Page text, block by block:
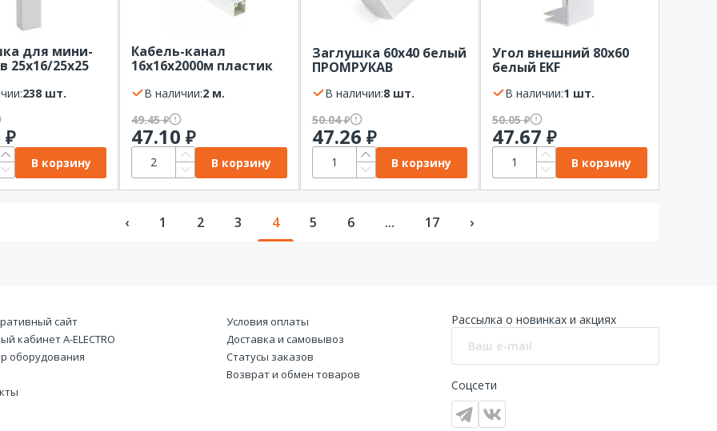
для мини-
25х16/25х25
238 шт.
₽
В корзину
Кабель-канал
16х16х2000м пластик
В наличии:
2 м.
49.45₽
47.10₽
В корзину
Заглушка 60х40 белый
ПРОМРУКАВ
В наличии:
8 шт.
50.04₽
47.26 ₽
В корзину
Угол внешний 80х60
белый EKF
В наличии:
1 шт.
50.05₽
47.67 ₽
В корзину
‹ 1 2 3 4 5 6 ... 17 ›
сайт
кабинет А-ELECTRO
оборудования
Условия оплаты
Доставка и самовывоз
Статусы заказов
Возврат и обмен товаров
Рассылка о новинках и акциях
Соцсети